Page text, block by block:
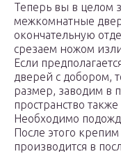
Теперь вы в целом
межкомнатные
окончательную
срезаем ножом
Если
дверей с добором,
размер, заводим в
пространство
Необходимо
После этого
производится в